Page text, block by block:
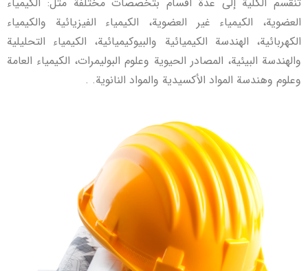
العضوية، الكيمياء غير العضوية، الكيمياء الفيزيائية والكيمياء
الكهربائية، الهندسة الكيميائية والبيوكيميائية، الكيمياء التحليلية
والهندسة البيئية، المصادر الحيوية وعلوم البوليمرات، الكيمياء العامة
وعلوم وهندسة المواد الأكسيدية والمواد النانوية. .